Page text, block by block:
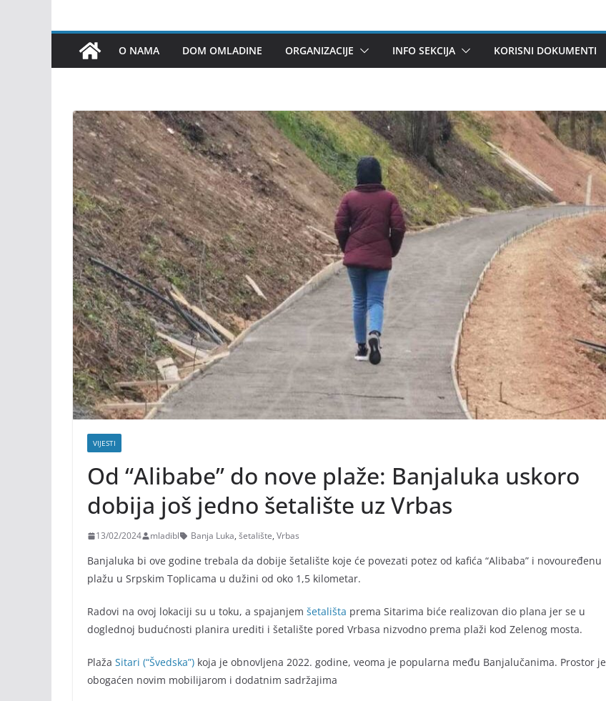
O NAMA DOM OMLADINE ORGANIZACIJE INFO SEKCIJA KORISNI DOKUMENTI
VIJESTI
Od “Alibabe” do nove plaže: Banjaluka uskoro
dobija još jedno šetalište uz Vrbas
13/02/2024 mladibl Banja Luka, šetalište, Vrbas
Banjaluka bi ove godine trebala da dobije šetalište koje će povezati potez od kafića “Alibaba” i novouređenu
plažu u Srpskim Toplicama u dužini od oko 1,5 kilometar.
Radovi na ovoj lokaciji su u toku, a spajanjem šetališta prema Sitarima biće realizovan dio plana jer se u
doglednoj budućnosti planira urediti i šetalište pored Vrbasa nizvodno prema plaži kod Zelenog mosta.
Plaža Sitari (“Švedska”) koja je obnovljena 2022. godine, veoma je popularna među Banjalučanima. Prostor je
obogaćen novim mobilijarom i dodatnim sadržajima